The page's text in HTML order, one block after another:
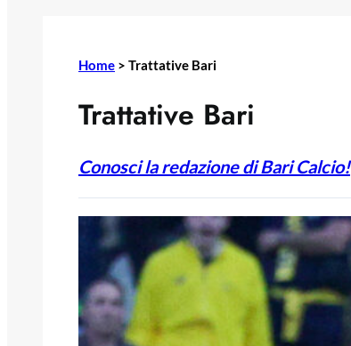
Home > Trattative Bari
Trattative Bari
Conosci la redazione di Bari Calcio!